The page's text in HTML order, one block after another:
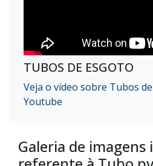
TUBOS DE ESGOTO
Veja o vídeo sobre Tubos
Youtube
Galeria de